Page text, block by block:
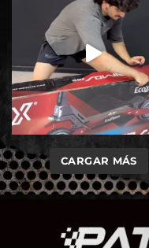
CARGAR MÁS